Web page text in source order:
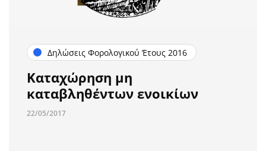
Δηλώσεις Φορολογικού Έτους 2016
Καταχώρηση μη
καταβληθέντων ενοικίων
22/05/2017